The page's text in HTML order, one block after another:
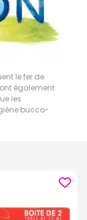
le fer de
également
les
bucco-